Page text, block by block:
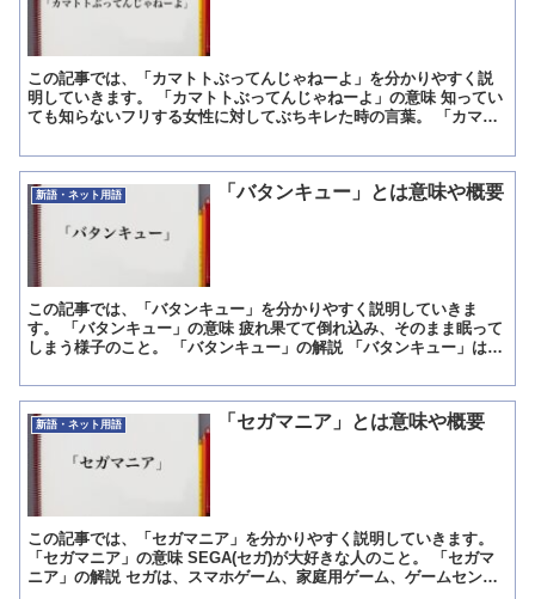
この記事では、「カマトトぶってんじゃねーよ」を分かりやすく説
明していきます。 「カマトトぶってんじゃねーよ」の意味 知ってい
ても知らないフリする女性に対してぶちキレた時の言葉。 「カマト
新語・ネット用語 「バタンキュー」とは意味や概要
この記事では、「バタンキュー」を分かりやすく説明していきま
す。 「バタンキュー」の意味 疲れ果てて倒れ込み、そのまま眠って
しまう様子のこと。 「バタンキュー」の解説 「バタンキュー」は
新語・ネット用語 「セガマニア」とは意味や概要
この記事では、「セガマニア」を分かりやすく説明していきます。
「セガマニア」の意味 SEGA(セガ)が大好きな人のこと。 「セガマ
ニア」の解説 セガは、スマホゲーム、家庭用ゲーム、ゲームセンタ